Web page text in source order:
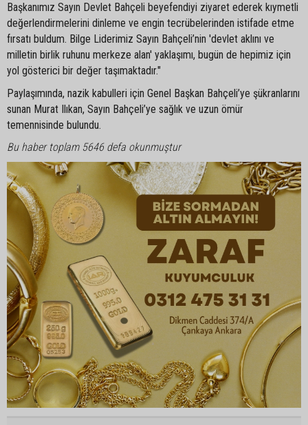
Başkanımız Sayın Devlet Bahçeli beyefendiyi ziyaret ederek kıymetli
değerlendirmelerini dinleme ve engin tecrübelerinden istifade etme
fırsatı buldum. Bilge Liderimiz Sayın Bahçeli’nin 'devlet aklını ve
milletin birlik ruhunu merkeze alan' yaklaşımı, bugün de hepimiz için
yol gösterici bir değer taşımaktadır."
Paylaşımında, nazik kabulleri için Genel Başkan Bahçeli’ye şükranlarını
sunan Murat Ilıkan, Sayın Bahçeli’ye sağlık ve uzun ömür
temennisinde bulundu.
Bu haber toplam 5646 defa okunmuştur